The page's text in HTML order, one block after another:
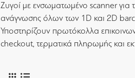
Ζυγοί με ενσωματωμένο scanner
ανάγνωσης όλων των 1D και 2D
Υποστηρίζουν πρωτόκολλα
checkout, τερματικά πληρωμής και